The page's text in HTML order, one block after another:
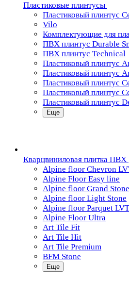
Пластиковые плинтусы
Пластиковый плинтус
Vilo
Комплектующие для
ПВХ плинтус Durable
ПВХ плинтус Technical
Пластиковый плинтус
Пластиковый плинтус
Пластиковый плинтус
Пластиковый плинтус
Пластиковый плинтус
Еще
Кварцвиниловая плитка ПВХ
Alpine floor Chevron
Alpine Floor Easy line
Alpine floor Grand Stone
Alpine floor Light Stone
Alpine floor Parquet LVT
Alpine Floor Ultra
Art Tile Fit
Art Tile Hit
Art Tile Premium
BFM Stone
Еще